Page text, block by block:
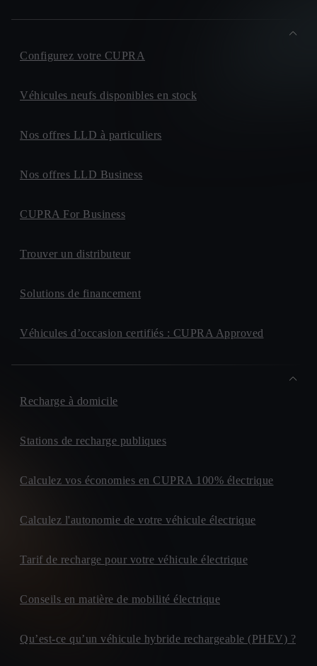
Configurez votre CUPRA
Véhicules neufs disponibles en stock
Nos offres LLD à particuliers
Nos offres LLD Business
CUPRA For Business
Trouver un distributeur
Solutions de financement
Véhicules d’occasion certifiés : CUPRA Approved
Recharge à domicile
Stations de recharge publiques
Calculez vos économies en CUPRA 100% électrique
Calculez l'autonomie de votre véhicule électrique
Tarif de recharge pour votre véhicule électrique
Conseils en matière de mobilité électrique
Qu’est-ce qu’un véhicule hybride rechargeable (PHEV) ?